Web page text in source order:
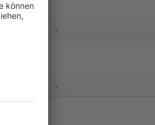
-
-